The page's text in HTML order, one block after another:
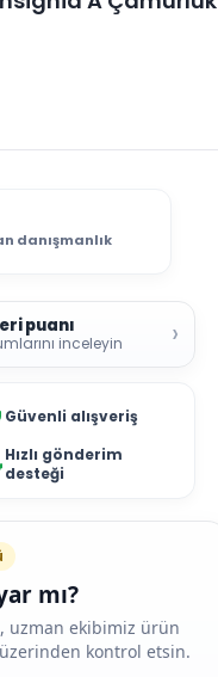
danışmanlık
puanı
inceleyin ›
Güvenli alışveriş
Hızlı gönderim
desteği
mı?
uzman ekibimiz ürün
kontrol etsin.